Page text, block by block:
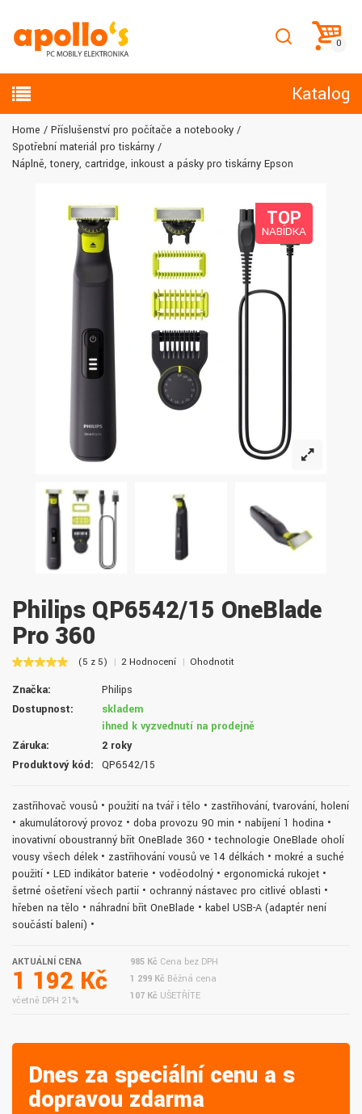
Katalog
Home
Příslušenství pro počítače a notebooky
Spotřební materiál pro tiskárny
Náplně, tonery, cartridge, inkoust a pásky pro tiskárny Epson
TOP
NABÍDKA
Philips QP6542/15 OneBlade
Pro 360
(5 z 5) 2 Hodnocení Ohodnotit
Značka:
Philips
Dostupnost:
skladem
ihned k vyzvednutí na prodejně
Záruka:
2 roky
Produktový kód:
QP6542/15
zastřihovač vousů • použití na tvář i tělo • zastřihování, tvarování, holení
• akumulátorový provoz • doba provozu 90 min • nabíjení 1 hodina •
inovativní oboustranný břit OneBlade 360 • technologie OneBlade oholí
vousy všech délek • zastřihování vousů ve 14 délkách • mokré a suché
použití • LED indikátor baterie • voděodolný • ergonomická rukojeť •
šetrné ošetření všech partií • ochranný nástavec pro citlivé oblasti •
hřeben na tělo • náhradní břit OneBlade • kabel USB-A (adaptér není
součástí balení) •
AKTUÁLNÍ CENA
1 192 Kč
včetně DPH 21%
985 Kč Cena bez DPH
1 299 Kč Běžná cena
107 Kč UŠETŘÍTE
Dnes za speciální cenu a s
dopravou zdarma